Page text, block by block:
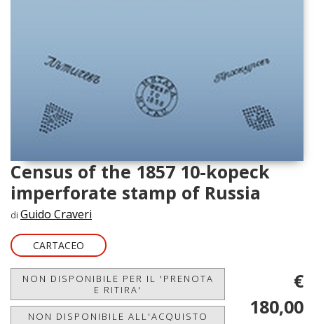
Census of the 1857 10-kopeck
imperforate stamp of Russia
di Guido Craveri
CARTACEO
NON DISPONIBILE PER IL 'PRENOTA
E RITIRA'
NON DISPONIBILE ALL'ACQUISTO
€
180,00